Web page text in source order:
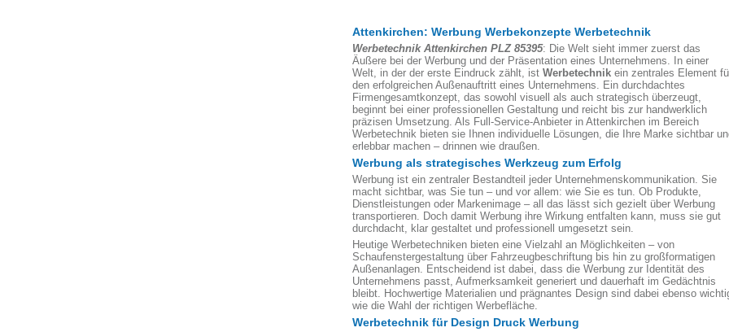
Attenkirchen: Werbung Werbekonzepte Werbetechnik
Werbetechnik Attenkirchen PLZ 85395: Die Welt sieht immer zuerst das
Äußere bei der Werbung und der Präsentation eines Unternehmens. In einer
Welt, in der der erste Eindruck zählt, ist Werbetechnik ein zentrales Element
den erfolgreichen Außenauftritt eines Unternehmens. Ein durchdachtes
Firmengesamtkonzept, das sowohl visuell als auch strategisch überzeugt,
beginnt bei einer professionellen Gestaltung und reicht bis zur handwerklich
präzisen Umsetzung. Als Full-Service-Anbieter in Attenkirchen im Bereich
Werbetechnik bieten sie Ihnen individuelle Lösungen, die Ihre Marke sichtbar
erlebbar machen – drinnen wie draußen.
Werbung als strategisches Werkzeug zum Erfolg
Werbung ist ein zentraler Bestandteil jeder Unternehmenskommunikation. Sie
macht sichtbar, was Sie tun – und vor allem: wie Sie es tun. Ob Produkte,
Dienstleistungen oder Markenimage – all das lässt sich gezielt über Werbung
transportieren. Doch damit Werbung ihre Wirkung entfalten kann, muss sie gut
durchdacht, klar gestaltet und professionell umgesetzt sein.
Heutige Werbetechniken bieten eine Vielzahl an Möglichkeiten – von
Schaufenstergestaltung über Fahrzeugbeschriftung bis hin zu großformatigen
Außenanlagen. Entscheidend ist dabei, dass die Werbung zur Identität des
Unternehmens passt, Aufmerksamkeit generiert und dauerhaft im Gedächtnis
bleibt. Hochwertige Materialien und prägnantes Design sind dabei ebenso
wie die Wahl der richtigen Werbefläche.
Werbetechnik für Design Druck Werbung